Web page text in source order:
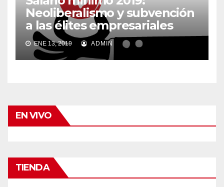
Neoliberalismo y subvención
a las élites empresariales
ENE 13, 2019 ADMIN
EN VIVO
TIENDA